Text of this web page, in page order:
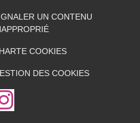
UN CONTENU
COOKIES
DES COOKIES